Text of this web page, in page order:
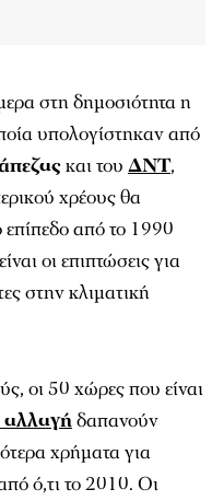
στη δημοσιότητα η
υπολογίστηκαν από
και του ΔΝΤ,
χρέους θα
από το 1990
οι επιπτώσεις για
στην κλιματική
οι 50 χώρες που είναι
αλλαγήδαπανούν
χρήματα για
ό,τι το 2010. Οι